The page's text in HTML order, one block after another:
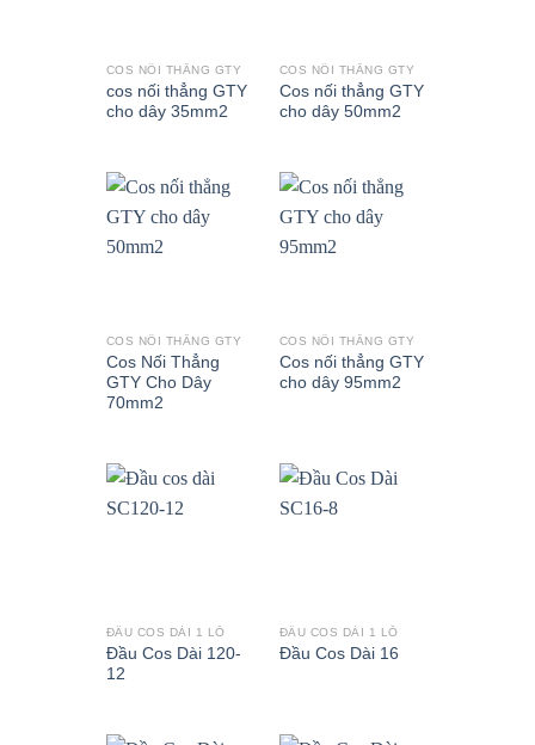
COS NỐI THẲNG GTY
cos nối thẳng GTY
cho dây 35mm2
COS NỐI THẲNG GTY
Cos nối thẳng GTY
cho dây 50mm2
COS NỐI THẲNG GTY
Cos Nối Thẳng
GTY Cho Dây
70mm2
COS NỐI THẲNG GTY
Cos nối thẳng GTY
cho dây 95mm2
ĐẦU COS DÀI 1 LỖ
Đầu Cos Dài 120-
12
ĐẦU COS DÀI 1 LỖ
Đầu Cos Dài 16